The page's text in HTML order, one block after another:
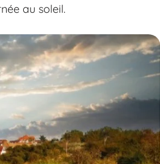
au soleil.